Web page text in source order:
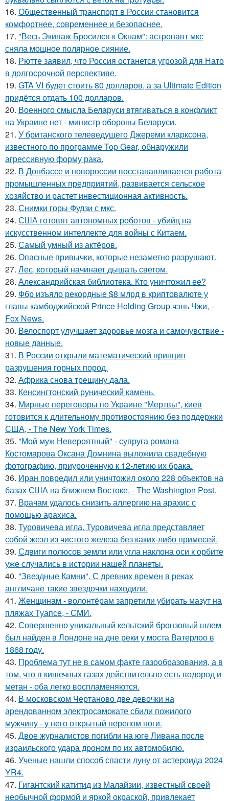
16. Общественный транспорт в России становится
комфортнее, современнее и безопаснее.
17. "Весь Экипаж Бросился к Окнам": астронавт мкс
сняла мощное полярное сияние.
18. Рютте заявил, что Россия останется угрозой для Нато
в долгосрочной перспективе.
19. GTA VI будет стоить 80 долларов, а за Ultimate Edition
придётся отдать 100 долларов.
20. Военного смысла Беларуси втягиваться в конфликт
на Украине нет - министр обороны Беларуси.
21. У британского телеведущего Джереми кларксона,
известного по программе Top Gear, обнаружили
агрессивную форму рака.
22. В Донбассе и новороссии восстанавливается работа
промышленных предприятий, развивается сельское
хозяйство и растет инвестиционная активность.
23. Снимки горы Фудзи с мкс.
24. США готовят автономных роботов - убийц на
искусственном интеллекте для войны с Китаем.
25. Самый умный из актёров.
26. Опасные привычки, которые незаметно разрушают.
27. Лес, который начинает дышать светом.
28. Александрийская библиотека. Кто уничтожил ее?
29. Фбр изъяло рекордные $8 млрд в криптовалюте у
главы камбоджийской Prince Holding Group чэнь Чжи, -
Fox News.
30. Велоспорт улучшает здоровье мозга и самочувствие -
новые данные.
31. В России открыли математический принцип
разрушения горных пород.
32. Африка снова трещину дала.
33. Кенсингтонский рунический камень.
34. Мирные переговоры по Украине "Мертвы", киев
готовится к длительному противостоянию без поддержки
США, - The New York Times.
35. "Мой муж Невероятный" - супруга романа
Костомарова Оксана Домнина выложила свадебную
фотографию, приуроченную к 12-летию их брака.
36. Иран повредил или уничтожил около 228 объектов на
базах США на ближнем Востоке, - The Washington Post.
37. Врачам удалось снизить аллергию на арахис с
помощью арахиса.
38. Туровичева игла. Туровичева игла представляет
собой жезл из чистого железа без каких-либо примесей.
39. Сдвиги полюсов земли или угла наклона оси к орбите
уже случались в истории нашей планеты.
40. "Звездные Камни". С древних времен в реках
англичане такие звездочки находили.
41. Женщинам - волонтёрам запретили убирать мазут на
пляжах Туапсе, - СМИ.
42. Совершенно уникальный кельтский бронзовый шлем
был найден в Лондоне на дне реки у моста Ватерлоо в
1868 году.
43. Проблема тут не в самом факте газообразования, а в
том, что в кишечных газах действительно есть водород и
метан - оба легко воспламеняются.
44. В московском Чертаново две девочки на
арендованном электросамокате сбили пожилого
мужчину - у него открытый перелом ноги.
45. Двое журналистов погибли на юге Ливана после
израильского удара дроном по их автомобилю.
46. Ученые нашли способ спасти луну от астероида 2024
YR4.
47. Гигантский катитид из Малайзии, известный своей
необычной формой и яркой окраской, привлекает